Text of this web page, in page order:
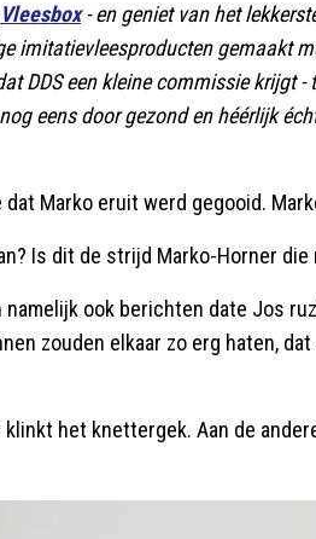
Vleesbox- en geniet van het
imitatievleesproducten gemaakt
DDS een kleine commissie krijgt
eens door gezond en héérlijk
Marko eruit werd gegooid.
Is dit de strijd Marko-Horner die
ook berichten date Jos
zouden elkaar zo erg haten,
het knettergek. Aan de